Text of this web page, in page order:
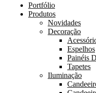
Portfólio
Produtos
Novidades
Decoração
Espelhos
Painéis
Tapetes
Iluminação